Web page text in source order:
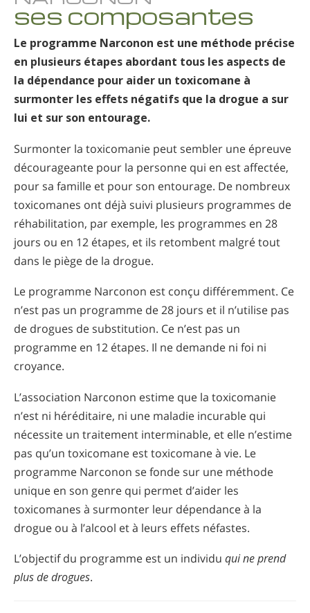
Norvégien
Russe
Suédois
Chinois
Népalais
Ukrainien
Croate
Turc
ses composantes
Le programme Narconon est une méthode précise
en plusieurs étapes abordant tous les aspects de
la dépendance pour aider un toxicomane à
surmonter les effets négatifs que la drogue a sur
lui et sur son entourage.
Surmonter la toxicomanie peut sembler une épreuve
décourageante pour la personne qui en est affectée,
pour sa famille et pour son entourage. De nombreux
toxicomanes ont déjà suivi plusieurs programmes de
réhabilitation, par exemple, les programmes en 28
jours ou en 12 étapes, et ils retombent malgré tout
dans le piège de la drogue.
Le programme Narconon est conçu différemment. Ce
n’est pas un programme de 28 jours et il n’utilise pas
de drogues de substitution. Ce n’est pas un
programme en 12 étapes. Il ne demande ni foi ni
croyance.
L’association Narconon estime que la toxicomanie
n’est ni héréditaire, ni une maladie incurable qui
nécessite un traitement interminable, et elle n’estime
pas qu’un toxicomane est toxicomane à vie. Le
programme Narconon se fonde sur une méthode
unique en son genre qui permet d’aider les
toxicomanes à surmonter leur dépendance à la
drogue ou à l’alcool et à leurs effets néfastes.
L’objectif du programme est un individu qui ne prend
plus de drogues.